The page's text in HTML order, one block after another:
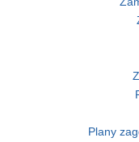
Plany